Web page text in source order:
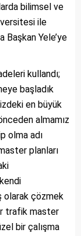
bilimsel ve
ile
Yele’ye
kullandı;
başladık
en büyük
almamız
olma adı
planları
olarak çözmek
trafik master
bir çalışma